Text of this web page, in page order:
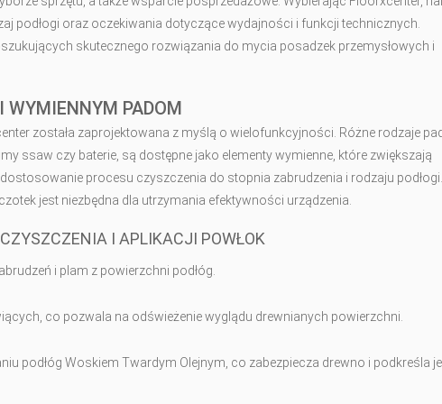
podłogi oraz oczekiwania dotyczące wydajności i funkcji technicznych.
skutecznego rozwiązania do mycia posadzek przemysłowych i
WYMIENNYM PADOM
została zaprojektowana z myślą o wielofunkcyjności. Różne rodzaje
ssaw czy baterie, są dostępne jako elementy wymienne, które zwiększają
procesu czyszczenia do stopnia zabrudzenia i rodzaju podłogi.
jest niezbędna dla utrzymania efektywności urządzenia.
I APLIKACJI POWŁOK
i plam z powierzchni podłóg.
co pozwala na odświeżenie wyglądu drewnianych powierzchni.
podłóg Woskiem Twardym Olejnym, co zabezpiecza drewno i podkreśla